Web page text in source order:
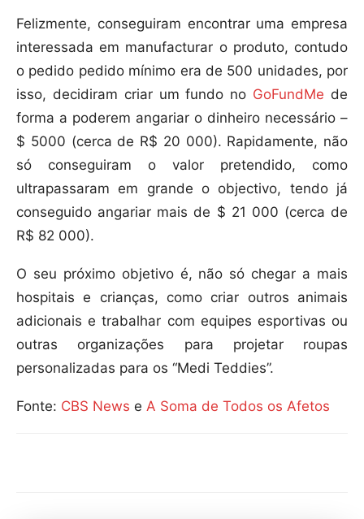
Felizmente, conseguiram encontrar uma empresa
interessada em manufacturar o produto, contudo
o pedido pedido mínimo era de 500 unidades, por
isso, decidiram criar um fundo no GoFundMe de
forma a poderem angariar o dinheiro necessário –
$ 5000 (cerca de R$ 20 000). Rapidamente, não
só conseguiram o valor pretendido, como
ultrapassaram em grande o objectivo, tendo já
conseguido angariar mais de $ 21 000 (cerca de
R$ 82 000).
O seu próximo objetivo é, não só chegar a mais
hospitais e crianças, como criar outros animais
adicionais e trabalhar com equipes esportivas ou
outras organizações para projetar roupas
personalizadas para os “Medi Teddies”.
Fonte: CBS News e A Soma de Todos os Afetos